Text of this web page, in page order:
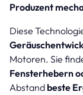
Produzent
Diese
Motoren. Sie
Fensterhebern
Abstand beste